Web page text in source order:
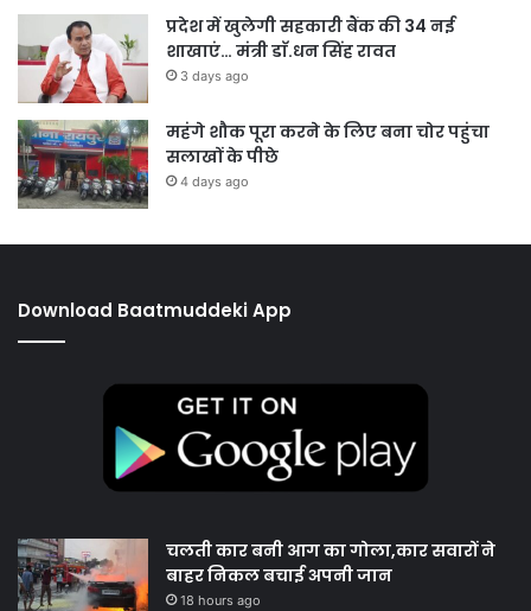
प्रदेश में खुलेगी सहकारी बैंक की 34 नई
शाखाएं… मंत्री डाॅ.धन सिंह रावत
3 days ago
महंगे शौक पूरा करने के लिए बना चोर पहुंचा
सलाखों के पीछे
4 days ago
Download Baatmuddeki App
चलती कार बनी आग का गोला,कार सवारों ने
बाहर निकल बचाई अपनी जान
18 hours ago